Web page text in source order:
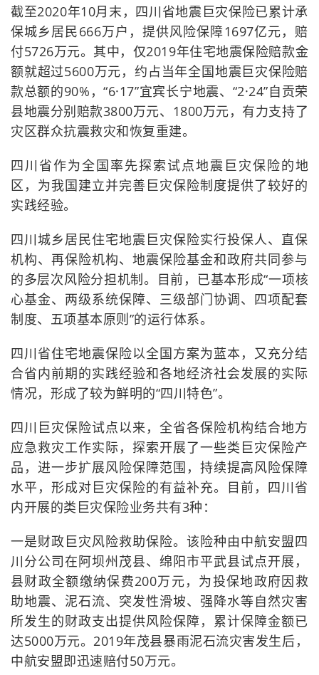
截至2020年10月末，四川省地震巨灾保险已累计承
保城乡居民666万户，提供风险保障1697亿元，赔
付5726万元。其中，仅2019年住宅地震保险赔款金
额就超过5600万元，约占当年全国地震巨灾保险赔
款总额的90%，“6·17”宜宾长宁地震、“2·24”自贡荣
县地震分别赔款3800万元、1800万元，有力支持了
灾区群众抗震救灾和恢复重建。
四川省作为全国率先探索试点地震巨灾保险的地
区，为我国建立并完善巨灾保险制度提供了较好的
实践经验。
四川城乡居民住宅地震巨灾保险实行投保人、直保
机构、再保险机构、地震保险基金和政府共同参与
的多层次风险分担机制。目前，已基本形成“一项核
心基金、两级系统保障、三级部门协调、四项配套
制度、五项基本原则”的运行体系。
四川省住宅地震保险以全国方案为蓝本，又充分结
合省内前期的实践经验和各地经济社会发展的实际
情况，形成了较为鲜明的“四川特色”。
四川巨灾保险试点以来，全省各保险机构结合地方
应急救灾工作实际，探索开展了一些类巨灾保险产
品，进一步扩展风险保障范围，持续提高风险保障
水平，形成对巨灾保险的有益补充。目前，四川省
内开展的类巨灾保险业务共有3种：
一是财政巨灾风险救助保险。该险种由中航安盟四
川分公司在阿坝州茂县、绵阳市平武县试点开展，
县财政全额缴纳保费200万元，为投保地政府因救
助地震、泥石流、突发性滑坡、强降水等自然灾害
所发生的财政支出提供风险保障，累计保障金额已
达5000万元。2019年茂县暴雨泥石流灾害发生后，
中航安盟即迅速赔付50万元。